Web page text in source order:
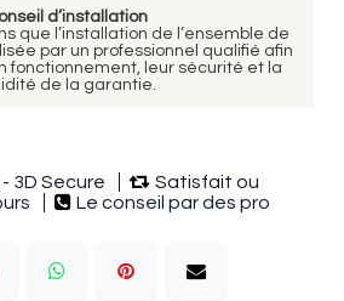
d’installation
que l’installation de l’ensemble de
par un professionnel qualifié afin
fonctionnement, leur sécurité et la
de la garantie.
3D Secure
Satisfait ou
Le conseil par des pro